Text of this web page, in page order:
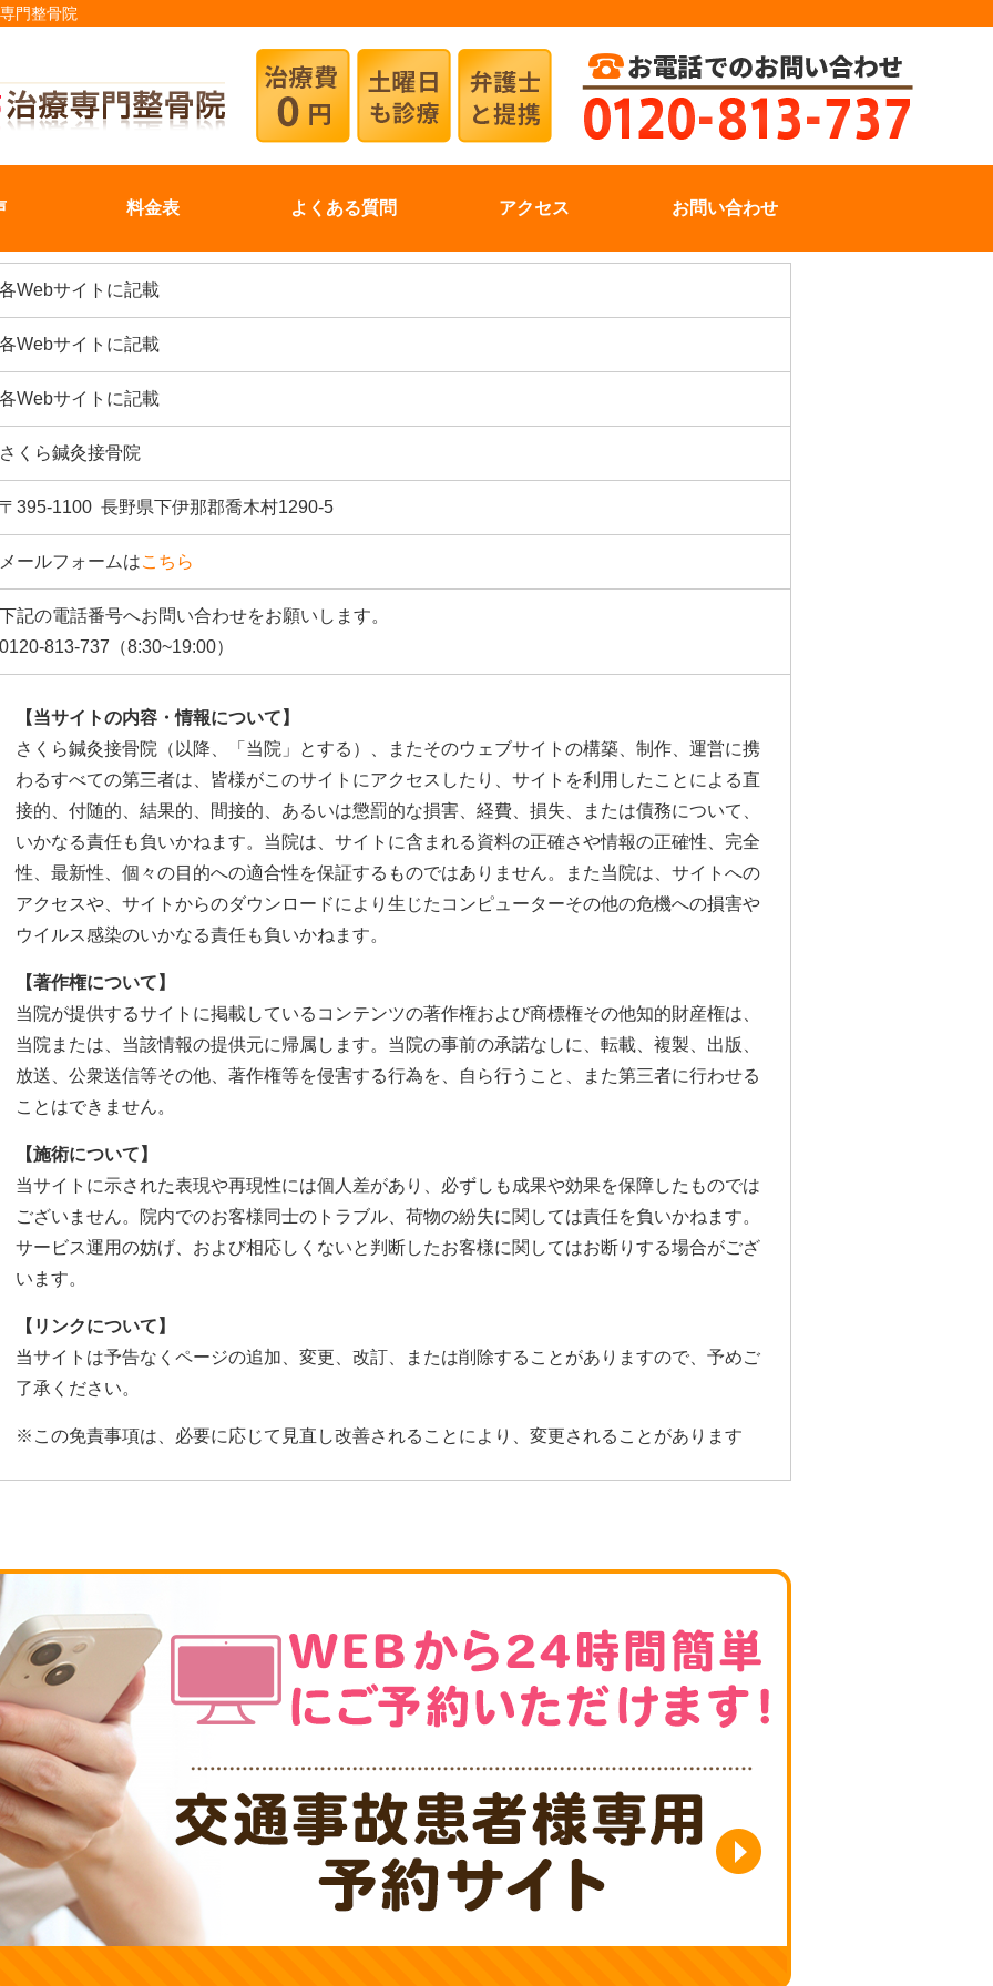
門整骨院
料金表 よくある質問 アクセス お問い合わせ
各Webサイトに記載
各Webサイトに記載
各Webサイトに記載
さくら鍼灸接骨院
〒395-1100 長野県下伊那郡喬木村1290-5
メールフォームはこちら
下記の電話番号へお問い合わせをお願いします。
0120-813-737 （8:30~19:00）
【当サイトの内容・情報について】
さくら鍼灸接骨院（以降、「当院」とする）、またそのウェブサイトの構築、制作、運営に携
わるすべての第三者は、皆様がこのサイトにアクセスしたり、サイトを利用したことによる直
接的、付随的、結果的、間接的、あるいは懲罰的な損害、経費、損失、または債務について、
いかなる責任も負いかねます。当院は、サイトに含まれる資料の正確さや情報の正確性、完全
性、最新性、個々の目的への適合性を保証するものではありません。また当院は、サイトへの
アクセスや、サイトからのダウンロードにより生じたコンピューターその他の危機への損害や
ウイルス感染のいかなる責任も負いかねます。
【著作権について】
当院が提供するサイトに掲載しているコンテンツの著作権および商標権その他知的財産権は、
当院または、当該情報の提供元に帰属します。当院の事前の承諾なしに、転載、複製、出版、
放送、公衆送信等その他、著作権等を侵害する行為を、自ら行うこと、また第三者に行わせる
ことはできません。
【施術について】
当サイトに示された表現や再現性には個人差があり、必ずしも成果や効果を保障したものでは
ございません。院内でのお客様同士のトラブル、荷物の紛失に関しては責任を負いかねます。
サービス運用の妨げ、および相応しくないと判断したお客様に関してはお断りする場合がござ
います。
【リンクについて】
当サイトは予告なくページの追加、変更、改訂、または削除することがありますので、予めご
了承ください。
※この免責事項は、必要に応じて見直し改善されることにより、変更されることがあります